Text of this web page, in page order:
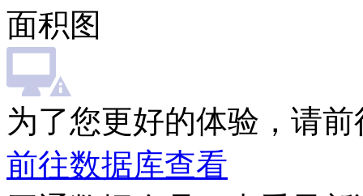
面积图
为了您更好的体验，请
前往数据库查看